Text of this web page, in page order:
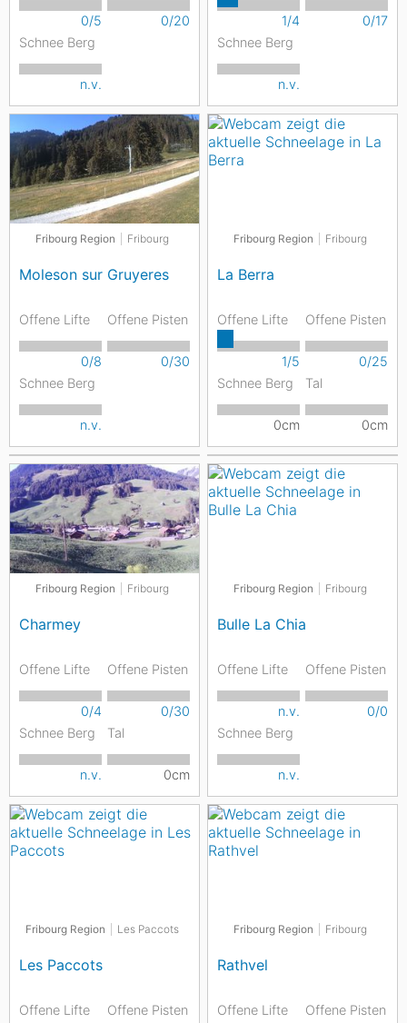
0/5
0/20
Schnee Berg
n.v.
1/4
0/17
Schnee Berg
n.v.
Fribourg Region Fribourg
Moleson sur Gruyeres
Offene Lifte
0/8
Offene Pisten
0/30
Schnee Berg
n.v.
Fribourg Region Fribourg
La Berra
Offene Lifte
1/5
Offene Pisten
0/25
Schnee Berg
0cm
Tal
0cm
Fribourg Region Fribourg
Charmey
Offene Lifte
0/4
Offene Pisten
0/30
Schnee Berg
n.v.
Tal
0cm
Fribourg Region Fribourg
Bulle La Chia
Offene Lifte
n.v.
Offene Pisten
0/0
Schnee Berg
n.v.
Fribourg Region Les Paccots
Les Paccots
Offene Lifte Offene Pisten
Fribourg Region Fribourg
Rathvel
Offene Lifte Offene Pisten